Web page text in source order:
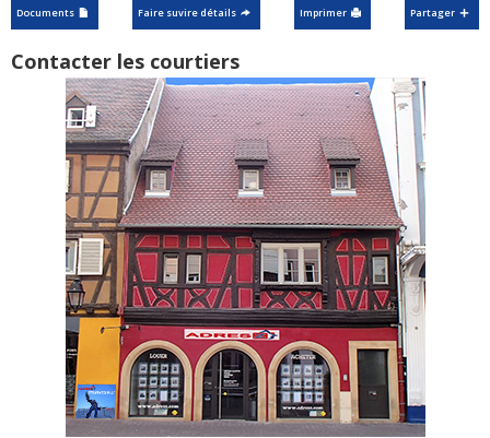
Documents Faire suvire détails Imprimer Partager
Contacter les courtiers